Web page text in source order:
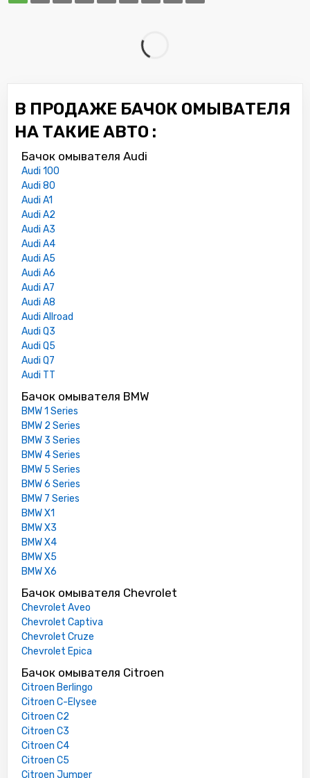
В ПРОДАЖЕ БАЧОК ОМЫВАТЕЛЯ
НА ТАКИЕ АВТО :
Бачок омывателя Audi
Audi 100
Audi 80
Audi A1
Audi A2
Audi A3
Audi A4
Audi A5
Audi A6
Audi A7
Audi A8
Audi Allroad
Audi Q3
Audi Q5
Audi Q7
Audi TT
Бачок омывателя BMW
BMW 1 Series
BMW 2 Series
BMW 3 Series
BMW 4 Series
BMW 5 Series
BMW 6 Series
BMW 7 Series
BMW X1
BMW X3
BMW X4
BMW X5
BMW X6
Бачок омывателя Chevrolet
Chevrolet Aveo
Chevrolet Captiva
Chevrolet Cruze
Chevrolet Epica
Бачок омывателя Citroen
Citroen Berlingo
Citroen C-Elysee
Citroen C2
Citroen C3
Citroen C4
Citroen C5
Citroen Jumper